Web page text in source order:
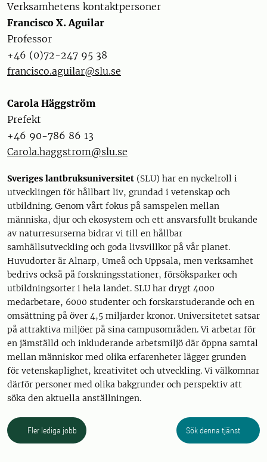
Verksamhetens kontaktpersoner
Francisco X. Aguilar
Professor
+46 (0)72-247 95 38
francisco.aguilar@slu.se
Carola Häggström
Prefekt
+46 90-786 86 13
Carola.haggstrom@slu.se
Sveriges lantbruksuniversitet (SLU) har en nyckelroll i
utvecklingen för hållbart liv, grundad i vetenskap och
utbildning. Genom vårt fokus på samspelen mellan
människa, djur och ekosystem och ett ansvarsfullt brukande
av naturresurserna bidrar vi till en hållbar
samhällsutveckling och goda livsvillkor på vår planet.
Huvudorter är Alnarp, Umeå och Uppsala, men verksamhet
bedrivs också på forskningsstationer, försöksparker och
utbildningsorter i hela landet. SLU har drygt 4000
medarbetare, 6000 studenter och forskarstuderande och en
omsättning på över 4,5 miljarder kronor. Universitetet satsar
på attraktiva miljöer på sina campusområden. Vi arbetar för
en jämställd och inkluderande arbetsmiljö där öppna samtal
mellan människor med olika erfarenheter lägger grunden
för vetenskaplighet, kreativitet och utveckling. Vi välkomnar
därför personer med olika bakgrunder och perspektiv att
söka den aktuella anställningen.
Fler lediga jobb Sök denna tjänst